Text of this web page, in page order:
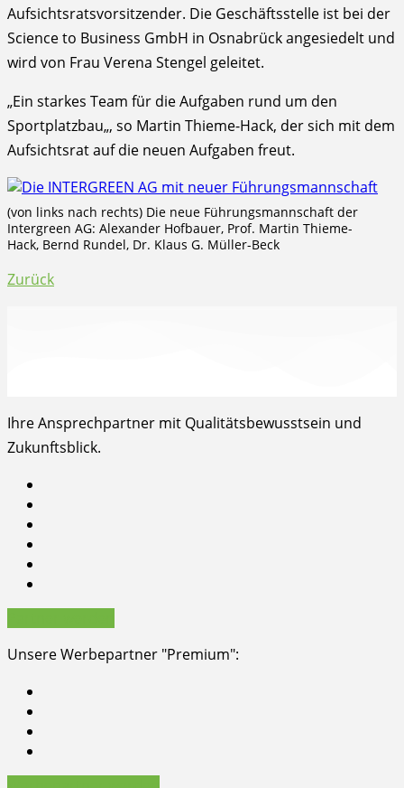
Aufsichtsratsvorsitzender. Die Geschäftsstelle ist bei der
Science to Business GmbH in Osnabrück angesiedelt und
wird von Frau Verena Stengel geleitet.
„Ein starkes Team für die Aufgaben rund um den
Sportplatzbau„, so Martin Thieme-Hack, der sich mit dem
Aufsichtsrat auf die neuen Aufgaben freut.
(von links nach rechts) Die neue Führungsmannschaft der
Intergreen AG: Alexander Hofbauer, Prof. Martin Thieme-
Hack, Bernd Rundel, Dr. Klaus G. Müller-Beck
Zurück
Ihre Ansprechpartner mit Qualitätsbewusstsein und
Zukunftsblick.
Unsere Werbepartner "Premium":